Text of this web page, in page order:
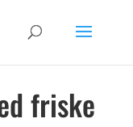
friske